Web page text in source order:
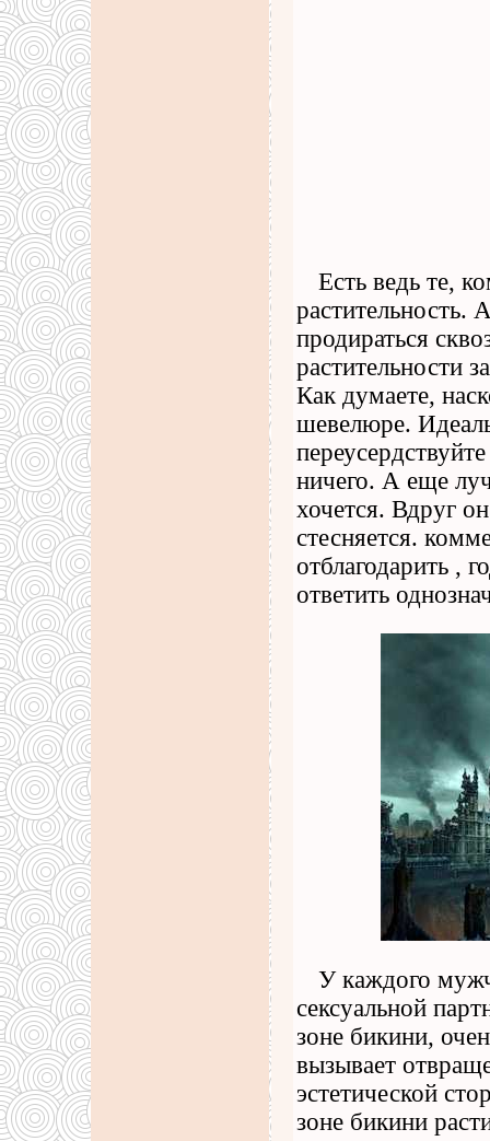
Есть ведь те,
продираться
растительности
Как думаете,
шевелюре.
ничего. А еще
хочется. Вдруг
стесняется.
отблагодарить ,
ответить
У каждого
сексуальной
зоне бикини,
вызывает
эстетической
зоне бикини